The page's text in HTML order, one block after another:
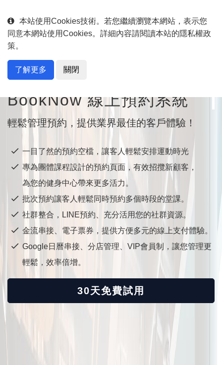
本站使用Cookies技術。若您繼續瀏覽本網站，表示您
同意本網站使用Cookies。詳細內容請閱讀本站的隱私權政
策。
了解更多 關閉
專為運動健身課程、推拿整復等量身打造
BookNow 線上預約系統
輕鬆管理預約，提供業界最佳的客戶體驗！
一目了然的預約空檔，讓客人輕鬆安排運動時光
專為團體課程設計的預約頁面，有效招攬新顧客，
為您的健身中心帶來更多活力。
批次預約讓客人輕鬆同時預約多個時段的堂課。
社群整合，LINE預約、充分活用您的社群資源。
金流串接、電子票券，提供方便多元的線上支付體驗。
Google日曆串接、分店管理、VIP會員制，讓您管理更
輕鬆，效率倍增。
30天免費試用